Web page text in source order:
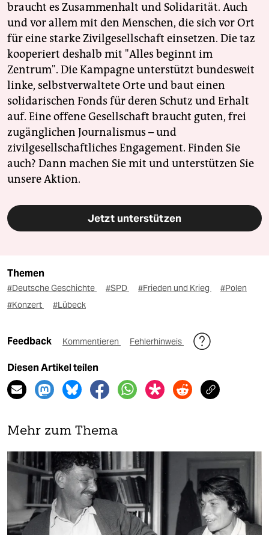
braucht es Zusammenhalt und Solidarität. Auch
und vor allem mit den Menschen, die sich vor Ort
für eine starke Zivilgesellschaft einsetzen. Die taz
kooperiert deshalb mit "Alles beginnt im
Zentrum". Die Kampagne unterstützt bundesweit
linke, selbstverwaltete Orte und baut einen
solidarischen Fonds für deren Schutz und Erhalt
auf. Eine offene Gesellschaft braucht guten, frei
zugänglichen Journalismus – und
zivilgesellschaftliches Engagement. Finden Sie
auch? Dann machen Sie mit und unterstützen Sie
unsere Aktion.
Jetzt unterstützen
Themen
#Deutsche Geschichte #SPD #Frieden und Krieg
#Polen
#Konzert
#Lübeck
Feedback Kommentieren Fehlerhinweis
Diesen Artikel teilen
Mehr zum Thema